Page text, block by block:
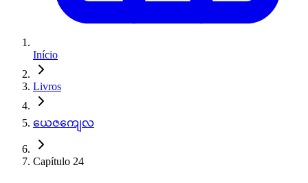
Início
Livros
ယေဇကျေလ
Capítulo 24